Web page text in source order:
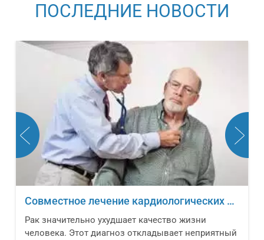
ПОСЛЕДНИЕ НОВОСТИ
Совместное лечение кардиологических заболеваний и онкологических новообразований
Рак значительно ухудшает качество жизни
человека. Этот диагноз откладывает неприятный